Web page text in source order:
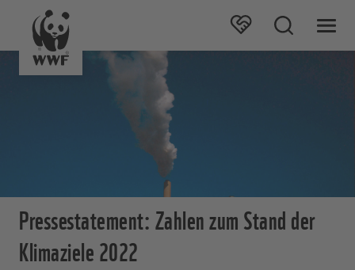
Pressestatement: Zahlen zum Stand der
Klimaziele 2022